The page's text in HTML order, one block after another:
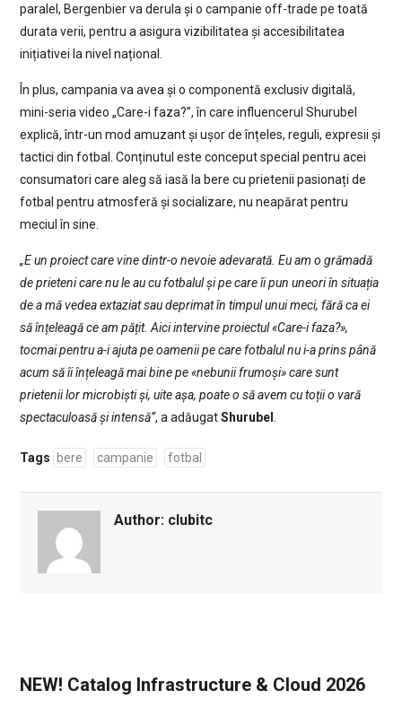
paralel, Bergenbier va derula și o campanie off-trade pe toată
durata verii, pentru a asigura vizibilitatea și accesibilitatea
inițiativei la nivel național.
În plus, campania va avea și o componentă exclusiv digitală,
mini-seria video „Care-i faza?”, în care influencerul Shurubel
explică, într-un mod amuzant și ușor de înțeles, reguli, expresii și
tactici din fotbal. Conținutul este conceput special pentru acei
consumatori care aleg să iasă la bere cu prietenii pasionați de
fotbal pentru atmosferă și socializare, nu neapărat pentru
meciul în sine.
„E un proiect care vine dintr-o nevoie adevarată. Eu am o grămadă
de prieteni care nu le au cu fotbalul și pe care îi pun uneori în situația
de a mă vedea extaziat sau deprimat în timpul unui meci, fără ca ei
să înțeleagă ce am pățit. Aici intervine proiectul «Care-i faza?»,
tocmai pentru a-i ajuta pe oamenii pe care fotbalul nu i-a prins până
acum să îi înțeleagă mai bine pe «nebunii frumoși» care sunt
prietenii lor microbiști și, uite așa, poate o să avem cu toții o vară
spectaculoasă și intensă”, a adăugatShurubel
Tags bere campanie fotbal
Author: clubitc
NEW! Catalog Infrastructure & Cloud 2026